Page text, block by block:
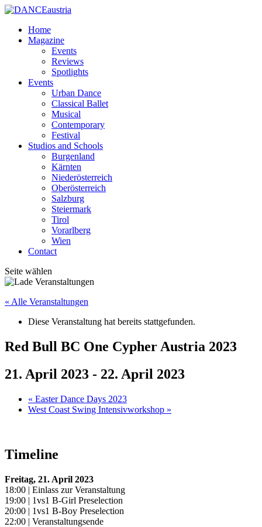
Home
Magazine
Events
Reviews
Spotlights
Events
Urban Dance
Classical Ballet
Musical
Contemporary
Festival
Studios and Schools
Burgenland
Kärnten
Niederösterreich
Oberösterreich
Salzburg
Steiermark
Tirol
Vorarlberg
Wien
Contact
Seite wählen
« Alle Veranstaltungen
Diese Veranstaltung hat bereits stattgefunden.
Red Bull BC One Cypher Austria 2023
21. April 2023 - 22. April 2023
« Easter Dance Days 2023
West Coast Swing Intensivworkshop »
Timeline
Freitag, 21. April 2023
18:00 | Einlass zur Veranstaltung
19:00 | 1vs1 B-Girl Preselection
20:00 | 1vs1 B-Boy Preselection
22:00 | Veranstaltungsende